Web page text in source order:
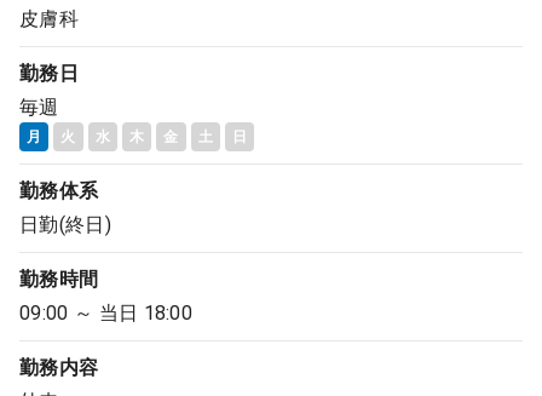
皮膚科
勤務日
毎週
月 火 水 木 金 土 日
勤務体系
日勤(終日)
勤務時間
09:00 ～ 当日 18:00
勤務内容